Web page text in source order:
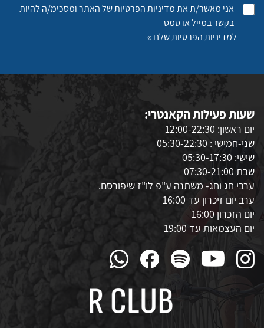
אני מאשר/ת את מדיניות הפרטיות של האתר ומסכימ/ה להיות
בקשר במייל או סמס
למדיניות הפרטיות שלנו »
שעות פעילות הקאנטרי:
יום ראשון: 12:00-22:30
שני-חמישי : 05:30-22:30
שישי: 05:30-17:30
שבת 07:30-21:00
ערבי חג וחג- משתנה ע"פ לו"ז שיפורסם.
ערב יום זיכרון עד 16:00
יום הזכרון 16:00
יום העצמאות עד 19:00